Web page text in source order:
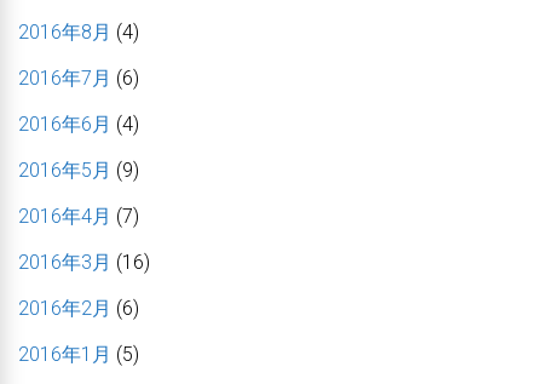
2016年8月 (4)
2016年7月 (6)
2016年6月 (4)
2016年5月 (9)
2016年4月 (7)
2016年3月 (16)
2016年2月 (6)
2016年1月 (5)